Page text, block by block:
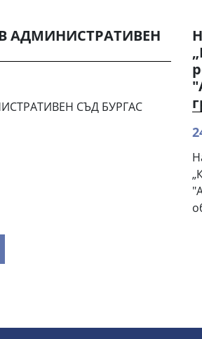
АДМИНИСТРАТИВЕН
СЪД БУРГАС